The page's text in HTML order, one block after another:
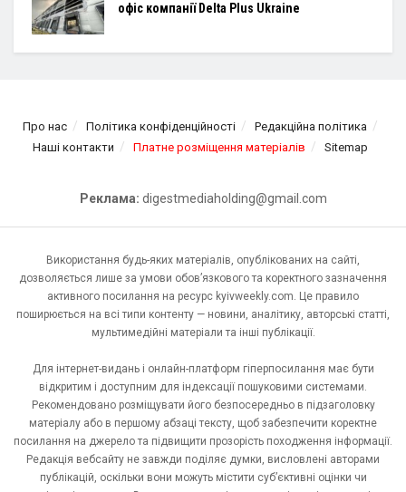
офіс компанії Delta Plus Ukraine
Про нас Політика конфіденційності
Редакційна політика
Наші контакти
Платне розміщення матеріалів Sitemap
Реклама: digestmediaholding@gmail.com
Використання будь-яких матеріалів, опублікованих на сайті,
дозволяється лише за умови обов’язкового та коректного зазначення
активного посилання на ресурс kyivweekly.com. Це правило
поширюється на всі типи контенту — новини, аналітику, авторські статті,
мультимедійні матеріали та інші публікації.
Для інтернет-видань і онлайн-платформ гіперпосилання має бути
відкритим і доступним для індексації пошуковими системами.
Рекомендовано розміщувати його безпосередньо в підзаголовку
матеріалу або в першому абзаці тексту, щоб забезпечити коректне
посилання на джерело та підвищити прозорість походження інформації.
Редакція вебсайту не завжди поділяє думки, висловлені авторами
публікацій, оскільки вони можуть містити суб’єктивні оцінки чи